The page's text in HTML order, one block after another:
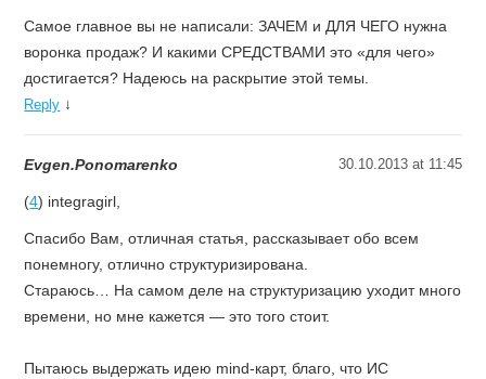
Самое главное вы не написали: ЗАЧЕМ и ДЛЯ ЧЕГО нужна
воронка продаж? И какими СРЕДСТВАМИ это «для чего»
достигается? Надеюсь на раскрытие этой темы.
Reply ↓
Evgen.Ponomarenko 30.10.2013 at 11:45
(4) integragirl,
Спасибо Вам, отличная статья, рассказывает обо всем
понемногу, отлично структуризирована.
Стараюсь… На самом деле на структуризацию уходит много
времени, но мне кажется — это того стоит.
Пытаюсь выдержать идею mind-карт, благо, что ИС